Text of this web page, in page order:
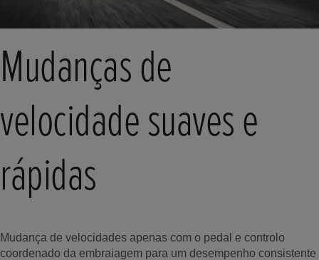
Mudanças de
velocidade suaves e
rápidas
Mudança de velocidades apenas com o pedal e controlo
coordenado da embraiagem para um desempenho consistente